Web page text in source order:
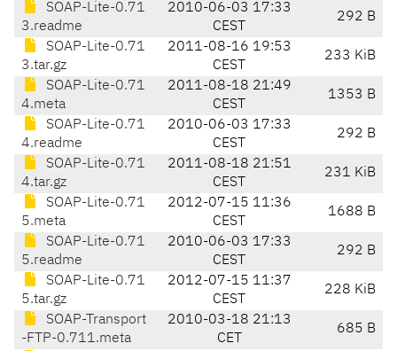
SOAP-Lite-0.71
3.readme
2010-06-03 17:33
CEST
292 B
SOAP-Lite-0.71
3.tar.gz
2011-08-16 19:53
CEST
233 KiB
SOAP-Lite-0.71
4.meta
2011-08-18 21:49
CEST
1353 B
SOAP-Lite-0.71
4.readme
2010-06-03 17:33
CEST
292 B
SOAP-Lite-0.71
4.tar.gz
2011-08-18 21:51
CEST
231 KiB
SOAP-Lite-0.71
5.meta
2012-07-15 11:36
CEST
1688 B
SOAP-Lite-0.71
5.readme
2010-06-03 17:33
CEST
292 B
SOAP-Lite-0.71
5.tar.gz
2012-07-15 11:37
CEST
228 KiB
SOAP-Transport
-FTP-0.711.meta
2010-03-18 21:13
CET
685 B